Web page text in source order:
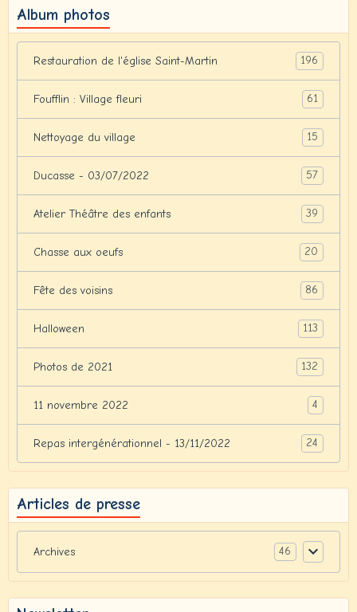
Album photos
Restauration de l'église Saint-Martin 196
Foufflin : Village fleuri 61
Nettoyage du village 15
Ducasse - 03/07/2022 57
Atelier Théâtre des enfants 39
Chasse aux oeufs 20
Fête des voisins 86
Halloween 113
Photos de 2021 132
11 novembre 2022 4
Repas intergénérationnel - 13/11/2022 24
Articles de presse
Archives 46